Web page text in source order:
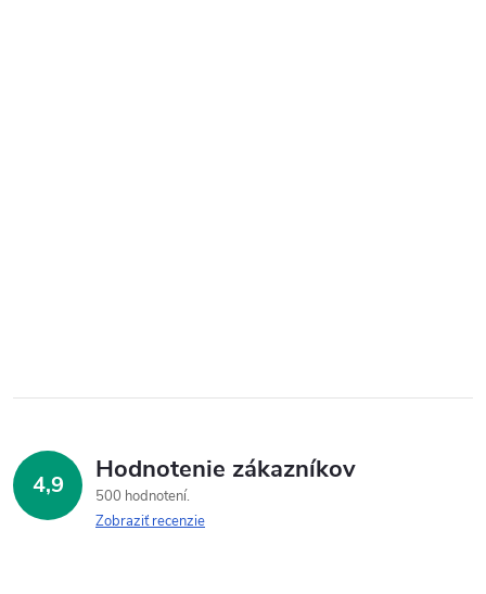
4,9 Hodnotenie zákazníkov
500 hodnotení
Zobraziť recenzie